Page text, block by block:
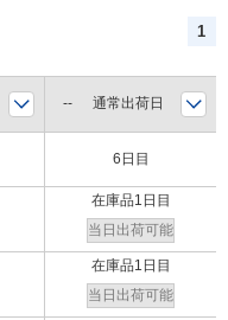
1
通常出荷日
6日目
在庫品1日目
当日出荷可能
在庫品1日目
当日出荷可能